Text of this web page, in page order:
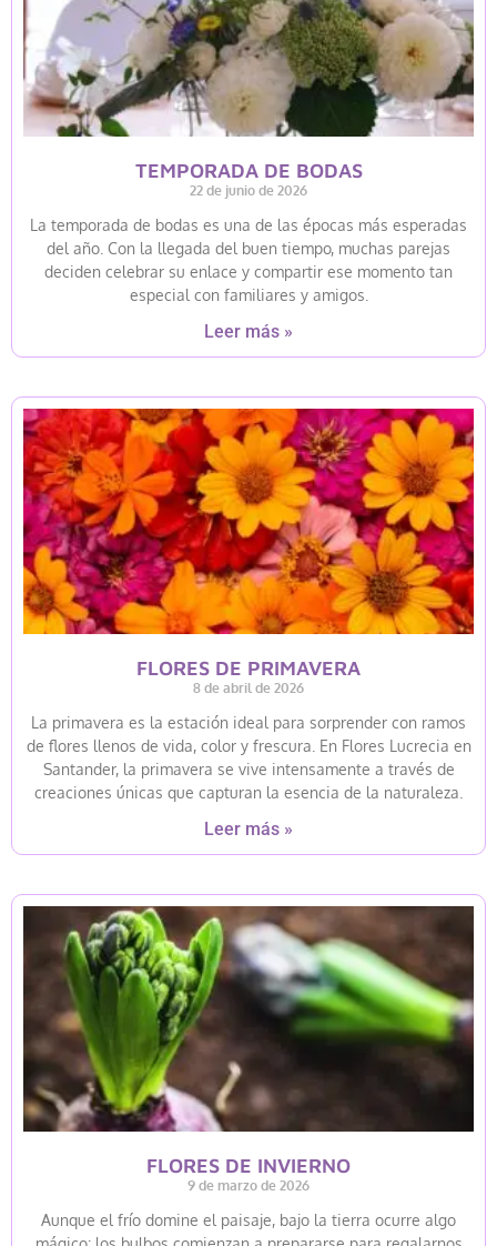
TEMPORADA DE BODAS
22 de junio de 2026
La temporada de bodas es una de las épocas más esperadas
del año. Con la llegada del buen tiempo, muchas parejas
deciden celebrar su enlace y compartir ese momento tan
especial con familiares y amigos.
Leer más »
FLORES DE PRIMAVERA
8 de abril de 2026
La primavera es la estación ideal para sorprender con ramos
de flores llenos de vida, color y frescura. En Flores Lucrecia en
Santander, la primavera se vive intensamente a través de
creaciones únicas que capturan la esencia de la naturaleza.
Leer más »
FLORES DE INVIERNO
9 de marzo de 2026
Aunque el frío domine el paisaje, bajo la tierra ocurre algo